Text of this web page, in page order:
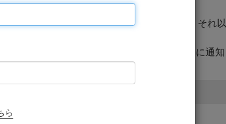
係る確認・連絡等に利用するものであり、それ以
を本事業を連携して実施する株式会社JTBに通知
ら